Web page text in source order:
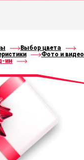
Выбор цвета
Фото и видео
ин